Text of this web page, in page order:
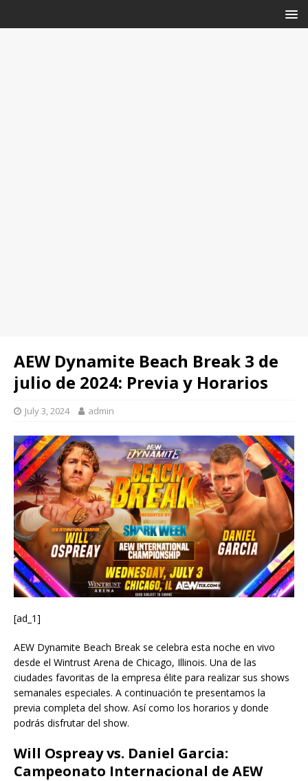
AEW Dynamite Beach Break 3 de
julio de 2024: Previa y Horarios
July 3, 2024 admin
[ad_1]
AEW Dynamite Beach Break se celebra esta noche en vivo
desde el Wintrust Arena de Chicago, Illinois. Una de las
ciudades favoritas de la empresa élite para realizar sus shows
semanales especiales. A continuación te presentamos la
previa completa del show. Así como los horarios y donde
podrás disfrutar del show.
Will Ospreay vs. Daniel Garcia:
Campeonato Internacional de AEW